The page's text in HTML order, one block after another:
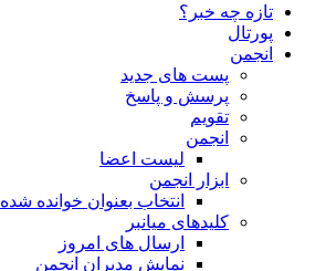
تازه چه خبر؟
پورتال
انجمن
پست های جدید
پرسش و پاسخ
تقویم
انجمن
لیست اعضا
ابزار انجمن
انتخاب بعنوان خوانده شده
کلیدهای میانبر
ارسال های امروز
نمایش مدیران انجمن